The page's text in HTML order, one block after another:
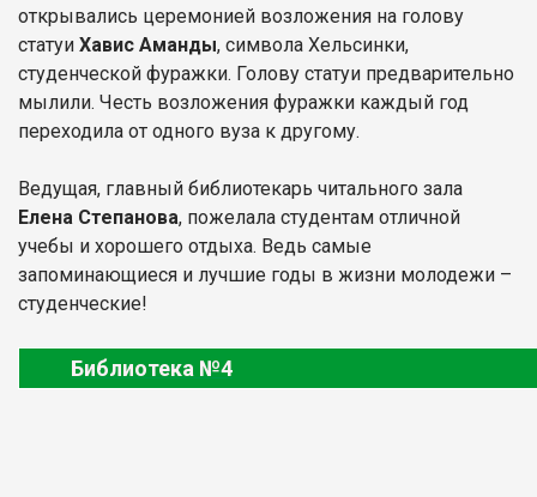
открывались церемонией возложения на голову
статуи Хавис Аманды, символа Хельсинки,
студенческой фуражки. Голову статуи предварительно
мылили. Честь возложения фуражки каждый год
переходила от одного вуза к другому.
Ведущая, главный библиотекарь читального зала
Елена Степанова, пожелала студентам отличной
учебы и хорошего отдыха. Ведь самые
запоминающиеся и лучшие годы в жизни молодежи –
студенческие!
Библиотека №4